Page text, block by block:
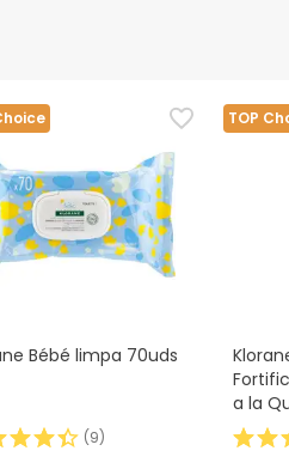
Bébé limpa 70uds
(9)
TOP
a la